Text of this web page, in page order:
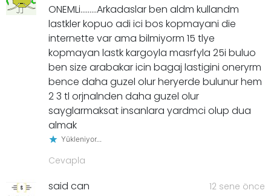
ONEMLi………Arkadaslar ben aldm kullandm
lastkler kopuo adi ici bos kopmayani die
internette var ama bilmiyorm 15 tlye
kopmayan lastk kargoyla masrfyla 25i buluo
ben size arabakar icin bagaj lastigini oneryrm
bence daha guzel olur heryerde bulunur hem
2 3 tl orjnalnden daha guzel olur
sayglarmaksat insanlara yardmci olup dua
almak
Yükleniyor...
Cevapla
said can 12 sene önce